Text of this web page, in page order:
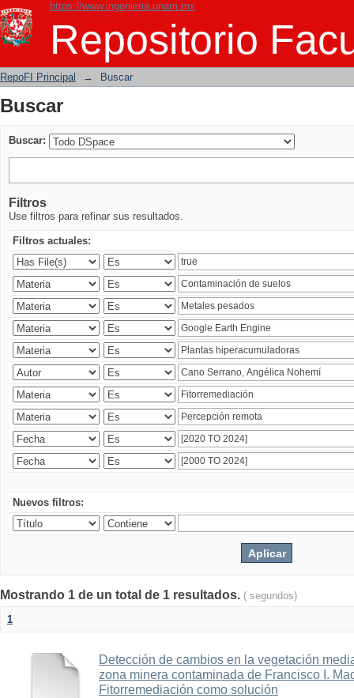
https://www.ingenieria.unam.mx
Repositorio
Buscar
RepoFI Principal → Buscar
Buscar
Buscar:
Filtros
Use filtros para refinar sus resultados.
Filtros actuales:
Nuevos filtros:
Mostrando 1 de un total de 1 resultados. ( segundos)
1
Detección de cambios en la vegetación
zona minera contaminada de Francisco I.
Fitorremediación como solución